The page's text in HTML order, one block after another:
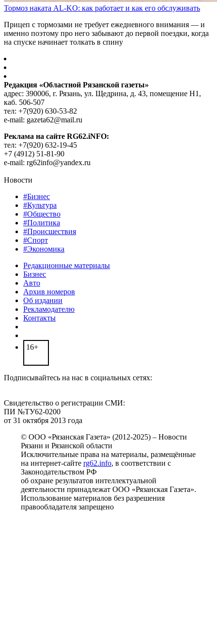
Тормоз наката AL-KO: как работает и как его обслуживать
Прицеп с тормозами не требует ежедневного внимания — и
именно поэтому про него забывают до первой поездки, когда
на спуске начинает толкать в спину
Редакция «Областной Рязанской газеты»
адрес: 390006, г. Рязань, ул. Щедрина, д. 43, помещение Н1,
каб. 506-507
тел: +7(920) 630-53-82
e-mail: gazeta62@mail.ru
Реклама на сайте RG62.iNFO:
тел: +7(920) 632-19-45
+7 (4912) 51-81-90
e-mail: rg62info@yandex.ru
Новости
#Бизнес
#Культура
#Общество
#Политика
#Происшествия
#Спорт
#Экономика
Редакционные материалы
Бизнес
Авто
Архив номеров
Об издании
Рекламодателю
Контакты
16+
Подписывайтесь на нас в социальных сетях:
Свидетельство о регистрации СМИ:
ПИ №ТУ62-0200
от 31 октября 2013 года
© ООО «Рязанская Газета» (2012-2025) – Новости
Рязани и Рязанской области
Исключительные права на материалы, размещённые
на интернет-сайте rg62.info, в соответствии с
Законодательством РФ
об охране результатов интеллектуальной
деятельности принадлежат ООО «Рязанская Газета».
Использование материалов без разрешения
правообладателя запрещено